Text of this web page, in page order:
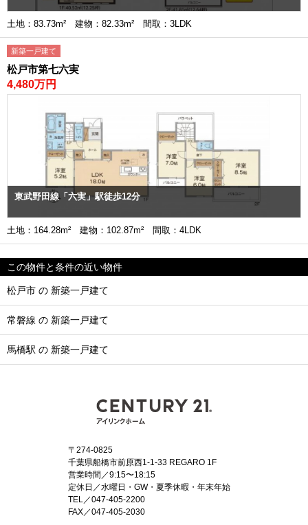
土地：83.73m² 建物：82.33m² 間取：3LDK
新築一戸建て
松戸市第七六実
4,480万円
東武野田線「六実」駅徒歩12分
土地：164.28m² 建物：102.87m² 間取：4LDK
この物件と条件の近い物件
松戸市 の 新築一戸建て
常磐線 の 新築一戸建て
馬橋駅 の 新築一戸建て
〒274-0825
千葉県船橋市前原西1-1-33 REGARO 1F
営業時間／9:15〜18:15
定休日／水曜日・GW・夏季休暇・年末年始
TEL／047-405-2200
FAX／047-405-2030